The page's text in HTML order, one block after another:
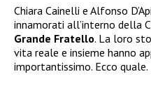
Chiara Cainelli e Alfonso
innamorati all’interno della
Grande Fratello. La loro
vita reale e insieme hanno
importantissimo. Ecco quale.